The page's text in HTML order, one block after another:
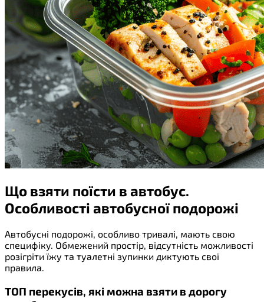
Що взяти поїсти в автобус.
Особливості автобусної подорожі
Автобусні подорожі, особливо тривалі, мають свою
специфіку. Обмежений простір, відсутність можливості
розігріти їжу та туалетні зупинки диктують свої
правила.
ТОП перекусів, які можна взяти в дорогу